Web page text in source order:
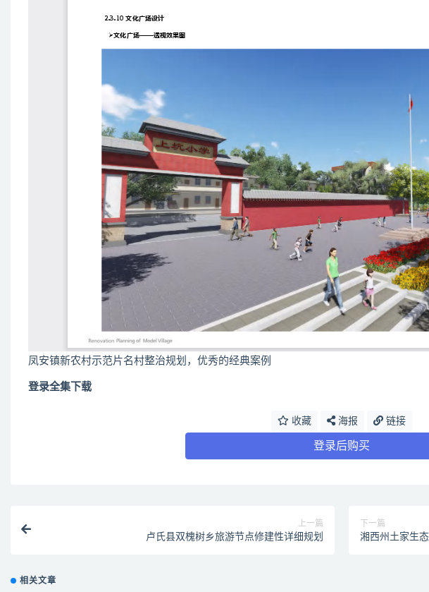
凤安镇新农村示范片名村整治规划，优秀的经典案例
登录全集下载
收藏 海报 链接
登录后购买
上一篇
卢氏县双槐树乡旅游节点修建性详细规划
下一篇
湘西州土家生
相关文章